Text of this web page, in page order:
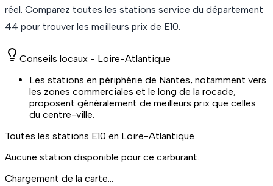
réel. Comparez toutes les stations service du département
44 pour trouver les meilleurs prix de E10.
Conseils locaux - Loire-Atlantique
Les stations en périphérie de Nantes, notamment vers
les zones commerciales et le long de la rocade,
proposent généralement de meilleurs prix que celles
du centre-ville.
Toutes les stations E10 en Loire-Atlantique
Aucune station disponible pour ce carburant.
Chargement de la carte...